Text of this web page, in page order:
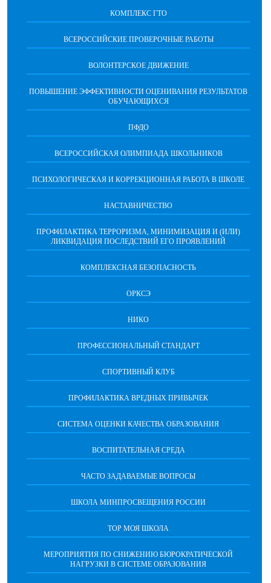
КОМПЛЕКС ГТО
ВСЕРОССИЙСКИЕ ПРОВЕРОЧНЫЕ РАБОТЫ
ВОЛОНТЕРСКОЕ ДВИЖЕНИЕ
ПОВЫШЕНИЕ ЭФФЕКТИВНОСТИ ОЦЕНИВАНИЯ РЕЗУЛЬТАТОВ
ОБУЧАЮЩИХСЯ
ПФДО
ВСЕРОССИЙСКАЯ ОЛИМПИАДА ШКОЛЬНИКОВ
ПСИХОЛОГИЧЕСКАЯ И КОРРЕКЦИОННАЯ РАБОТА В ШКОЛЕ
НАСТАВНИЧЕСТВО
ПРОФИЛАКТИКА ТЕРРОРИЗМА, МИНИМИЗАЦИЯ И (ИЛИ)
ЛИКВИДАЦИЯ ПОСЛЕДСТВИЙ ЕГО ПРОЯВЛЕНИЙ
КОМПЛЕКСНАЯ БЕЗОПАСНОСТЬ
ОРКСЭ
НИКО
ПРОФЕССИОНАЛЬНЫЙ СТАНДАРТ
СПОРТИВНЫЙ КЛУБ
ПРОФИЛАКТИКА ВРЕДНЫХ ПРИВЫЧЕК
CИСТЕМА ОЦЕНКИ КАЧЕСТВА ОБРАЗОВАНИЯ
ВОСПИТАТЕЛЬНАЯ СРЕДА
ЧАСТО ЗАДАВАЕМЫЕ ВОПРОСЫ
ШКОЛА МИНПРОСВЕЩЕНИЯ РОССИИ
ТОР МОЯ ШКОЛА
МЕРОПРИЯТИЯ ПО СНИЖЕНИЮ БЮРОКРАТИЧЕСКОЙ
НАГРУЗКИ В СИСТЕМЕ ОБРАЗОВАНИЯ